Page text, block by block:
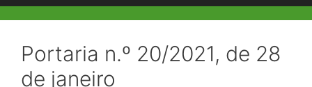
Portaria n.º 20/2021, de 28
de janeiro